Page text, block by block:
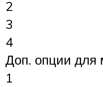
2
3
4
Доп. опции для
1